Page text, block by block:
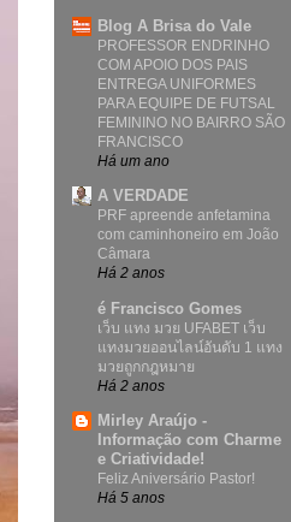
Blog A Brisa do Vale
PROFESSOR ENDRINHO
COM APOIO DOS PAIS
ENTREGA UNIFORMES
PARA EQUIPE DE FUTSAL
FEMININO NO BAIRRO SÃO
FRANCISCO
Há um ano
A VERDADE
PRF apreende anfetamina
com caminhoneiro em João
Câmara
Há 2 anos
é Francisco Gomes
เว็บ แทง มวย UFABET เว็บ
แทงมวยออนไลน์อันดับ 1 แทง
มวยถูกกฎหมาย
Há 2 anos
Mirley Araújo -
Informação com Charme
e Criatividade!
Feliz Aniversário Pastor!
Há 5 anos